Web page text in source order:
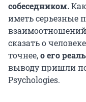
собеседником.
иметь серьезные
сказать о
точнее,о его
выводу пришли
Psychologies.